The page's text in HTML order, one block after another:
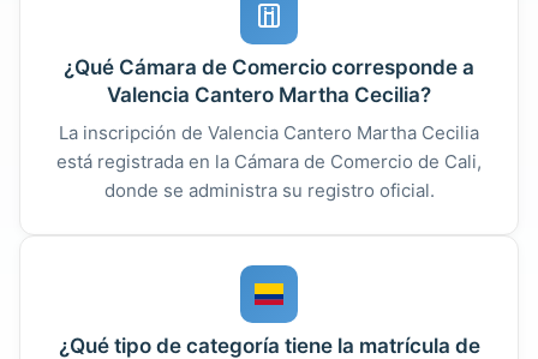
¿Qué Cámara de Comercio corresponde a
Valencia Cantero Martha Cecilia?
La inscripción de Valencia Cantero Martha Cecilia
está registrada en la Cámara de Comercio de Cali,
donde se administra su registro oficial.
¿Qué tipo de categoría tiene la matrícula de